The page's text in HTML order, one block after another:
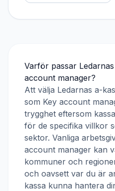
Varför passar
account manager?
Att välja Ledarnas a-
som Key account
trygghet eftersom
för de specifika villkor
sektor. Vanliga
account manager kan
kommuner och
och oavsett var du är
kassa kunna hantera